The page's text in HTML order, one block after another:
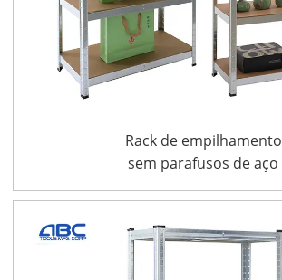
Rack de empilhamento
sem parafusos de aço
galvanizado para
175 kg, 350 kg e 265 kg